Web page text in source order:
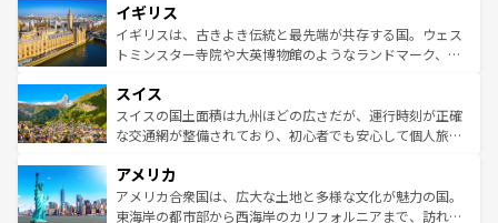
いる。シャンパンの発祥地であるランス、プロヴァンスの
香り高いラベンダー畑など、多彩な楽しみ方が可能だ。さ
らに、パリ以外の地域にも魅力が溢れており、どの街角に
れる地方に足を運ぶとそれぞれで全く異なる文化を体験で
きるだろう。 なお、新着のフランス情報はコンテンツ一覧
を参照してほしい。
顔を持つこの国は、どこを歩いても飽きることがない。ベ
ルリンの文化的活気、バイエルン州のアルプスの絶景、そ
してライン川沿いのワイン畑といった風景は必見。ビール
は、お酒好きな人にはぜひ体験してほしい。 なお、新着の
ドイツ情報はコンテンツ一覧を参照してほしい。
イギリス
イギリスは、古きよき伝統と最先端が共存する国。ウェス
トミンスター寺院や大英博物館のようなランドマーク、歴
リアごとに異なる魅力がある。また、優雅なアフタヌーン
ティー、ビール好きにはたまらない英国パブ、サッカー観
戦など、本場だからこそできる体験も豊富。イギリスを旅
ンツ一覧を参照してほしい。
スイス
スイスの国土面積は九州ほどの広さだが、運行時刻が正確
な交通網が整備されており、初心者でも安心して個人旅行
の建物がそのまま残る町や、スイスならではのユニークな
博物館もあり、アルプス観光だけでなく町歩きも満喫する
ことができる。国民の所得が高いため物価も高いが、旅行
アメリカ
アメリカ合衆国は、広大な土地と多様な文化が魅力の国。
東海岸の都市部から西海岸のカリフォルニアまで、訪れる